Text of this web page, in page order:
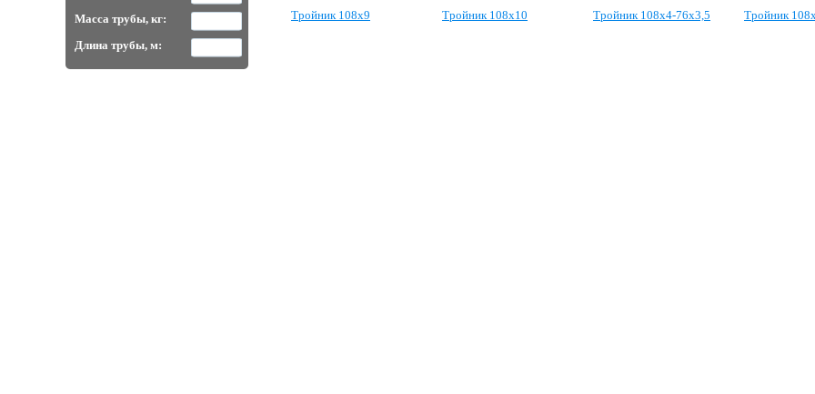
Тройник 108х9 Тройник 108х10 Тройник 108х4-76х3,5 Тройник
Масса трубы, кг:
Длина трубы, м: